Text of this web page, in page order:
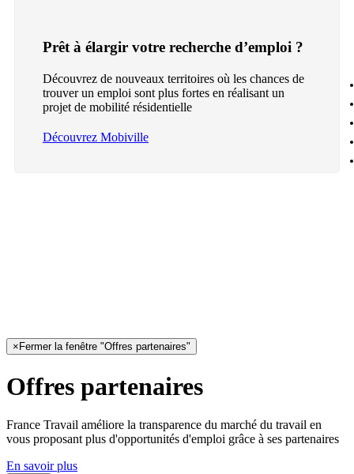
Prêt à élargir votre recherche d’emploi ?
Découvrez de nouveaux territoires où les chances de
trouver un emploi sont plus fortes en réalisant un
projet de mobilité résidentielle
Découvrez Mobiville
× Fermer la fenêtre "Offres partenaires"
Offres partenaires
France Travail améliore la transparence du marché du travail en
vous proposant plus d'opportunités d'emploi grâce à ses partenaires
En savoir plus